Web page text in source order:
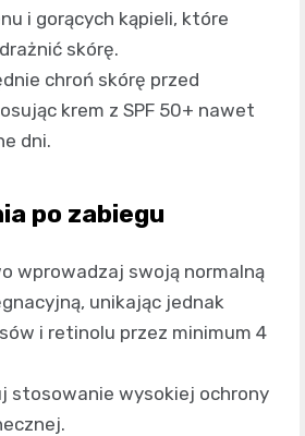
i gorących kąpieli, które
skórę.
chroń skórę przed
krem z SPF 50+ nawet
dni.
po zabiegu
wprowadzaj swoją normalną
unikając jednak
i retinolu przez minimum 4
stosowanie wysokiej ochrony